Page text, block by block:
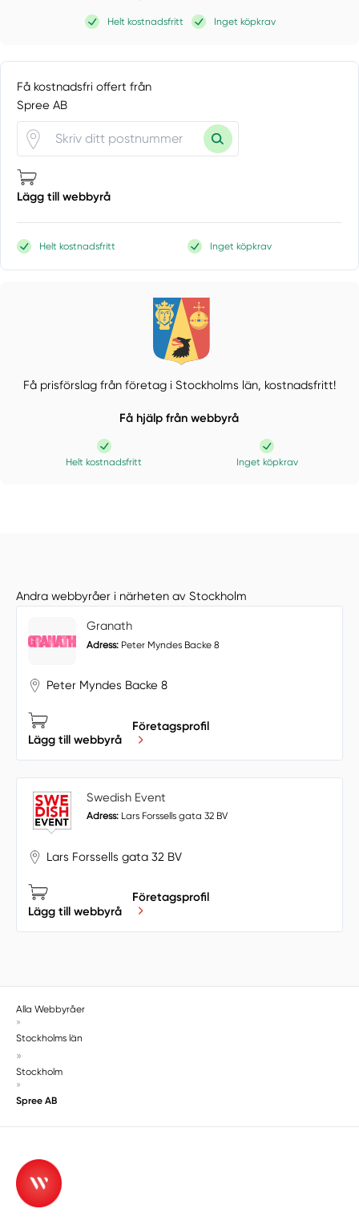
Helt kostnadsfritt Inget köpkrav
Få kostnadsfri offert från
Spree AB
Lägg till webbyrå
Helt kostnadsfritt Inget köpkrav
Få prisförslag från företag i Stockholms län, kostnadsfritt!
Få hjälp från webbyrå
Helt kostnadsfritt Inget köpkrav
Andra webbyråer i närheten av Stockholm
Granath
Adress: Peter Myndes Backe 8
Peter Myndes Backe 8
Lägg till webbyrå
Företagsprofil
Swedish Event
Adress: Lars Forssells gata 32 BV
Lars Forssells gata 32 BV
Lägg till webbyrå
Företagsprofil
Alla Webbyråer
»
Stockholms län
»
Stockholm
»
Spree AB